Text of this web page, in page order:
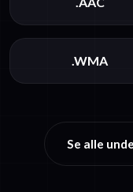
.WMA
Se alle